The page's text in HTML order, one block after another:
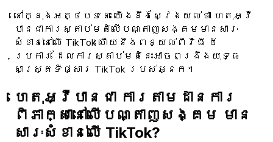
នៅក្នុងអត្ថបទនេះ យើងនឹងស្វែងយល់ថា ហេតុអ្វី
បានជាការស្តាប់មតិលើបណ្តាញសង្គមមានសារៈ
សំខាន់នៅលើ TikTok ហើយនឹងពន្យល់ពីវិធី ៥
ប្រការ ដែលការស្តាប់មតិនេះអាចពង្រឹងយុទ្ធ
សាស្ត្រទីផ្សារ TikTok របស់អ្នក។
ហេតុអ្វីបានជា ការតាមដានការ
ពិភាក្សានៅលើបណ្តាញសង្គម មាន
សារៈសំខាន់លើ TikTok?